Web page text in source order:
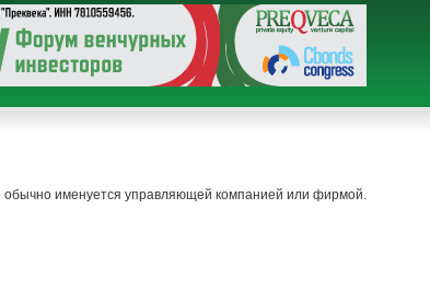
обычно именуется управляющей компанией или фирмой.